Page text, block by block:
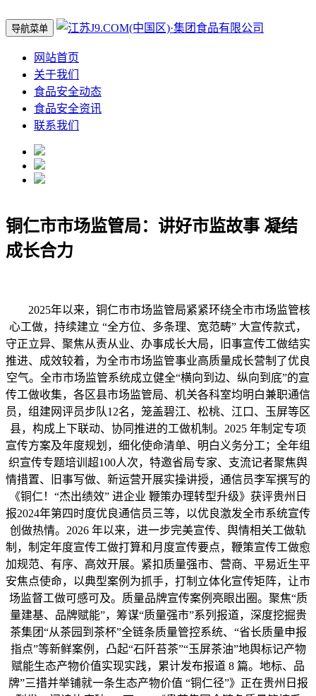
导航菜单
网站首页
关于我们
食品安全动态
食品安全资讯
联系我们
铜仁市市场监管局：讲好市监故事 凝结
成长合力
2025年以来，铜仁市市场监管局紧紧环绕全市市场监管核
心工做，持续建立 “全方位、多条理、宽范畴” 大宣传款式，
守正立异、聚焦从责从业、办事成长大局，旧事宣传工做结实
推进、成效较着，为全市市场监管事业高质量成长营制了优良
空气。全市市场监管系统成立健全“横向到边、纵向到底”的宣
传工做收集，各区县市场监管局、机关各科室均明白兼职通信
员，组建网评员步队12名，笼盖碧江、松桃、江口、玉屏等区
县，构成上下联动、协同推进的工做机制。2025 年制定专项
宣传方案及年度规划，细化使命清单、明白义务分工；全年组
织宣传专题培训超100人次，特邀省局专家、支流记者聚焦舆
情措置、旧事写做、新运营开展实操讲授，通信员李军撰写的
《铜仁！“杰出绩效” 进企业 鞭策办理转型升级》获评贵州日
报2024年第四时度优良通信员三等，以优良激发全市系统宣传
创做热情。2026 年以来，进一步完美宣传、舆情相关工做轨
制，制定年度宣传工做打算和月度宣传要点，鞭策宣传工做愈
加规范、有序、高效开展。紧扣质量强市、营商、平易近生平
安焦点使命，以典型案例为抓手，打制立体化宣传矩阵，让市
场监督工做可感可及。质量品牌宣传案例亮眼出圈。聚焦“质
量建基、品牌赋能”，筹谋“质量强市”系列报道，深度挖掘贵
茶集团“从茶园到茶杯”全链条质量管控系统、“省长质量申报
指点”等新鲜案例，凸起“石阡苔茶”“玉屏茶油”地舆标记产物
赋能生态产物价值实现实践，累计发布报道 8 篇。地标、品
牌”三措并举铺就一条生态产物价值 “铜仁径”》正在贵州日报